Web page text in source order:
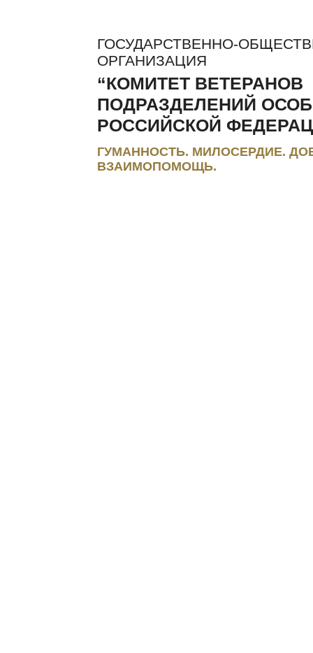
ГОСУДАРСТВЕННО-
ОРГАНИЗАЦИЯ
“КОМИТЕТ ВЕТЕРАНОВ
ПОДРАЗДЕЛЕНИЙ
РОССИЙСКОЙ
ГУМАННОСТЬ. МИЛОСЕРДИЕ.
ВЗАИМОПОМОЩЬ.